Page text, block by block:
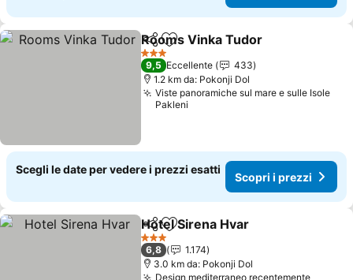
CondividiAggiungi ai preferiti
Rooms Vinka Tudor
3 Stelle
9,5 Eccellente
433
1.2 km da: Pokonji Dol
Viste panoramiche sul mare e sulle Isole
Pakleni
Scegli le date per vedere i prezzi esatti
Scopri i prezzi
CondividiAggiungi ai preferiti
Hotel Sirena Hvar
3 Stelle
6,8
1.174
3.0 km da: Pokonji Dol
Design mediterraneo recentemente